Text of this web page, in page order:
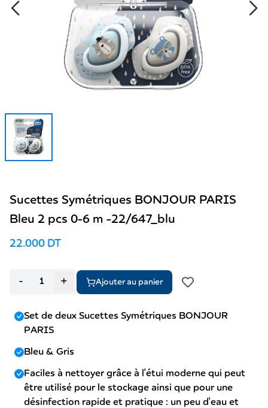
Sucettes Symétriques BONJOUR PARIS
Bleu 2 pcs 0-6 m -22/647_blu
22.000 DT
- + Ajouter au panier
Set de deux Sucettes Symétriques BONJOUR
PARIS
Bleu & Gris
Faciles à nettoyer grâce à l'étui moderne qui peut
être utilisé pour le stockage ainsi que pour une
désinfection rapide et pratique : un peu d'eau et